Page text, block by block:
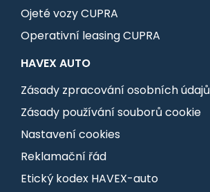
Ojeté vozy CUPRA
Operativní leasing CUPRA
HAVEX AUTO
Zásady zpracování osobních údajů
Zásady používání souborů cookie
Nastavení cookies
Reklamační řád
Etický kodex HAVEX-auto